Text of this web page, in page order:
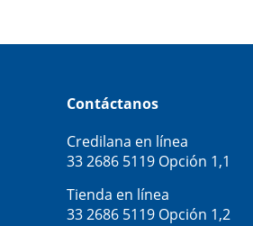
Contáctanos
Credilana en línea
33 2686 5119 Opción 1,1
Tienda en línea
33 2686 5119 Opción 1,2